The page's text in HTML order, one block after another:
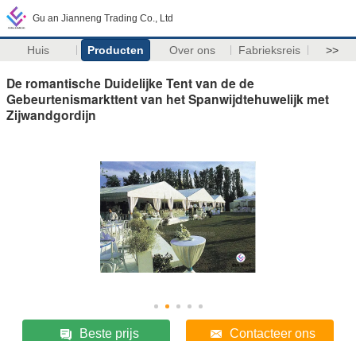
Gu an Jianneng Trading Co., Ltd
Huis Producten Over ons Fabrieksreis >>
De romantische Duidelijke Tent van de de
Gebeurtenismarkttent van het Spanwijdtehuwelijk met
Zijwandgordijn
Beste prijs Contacteer ons